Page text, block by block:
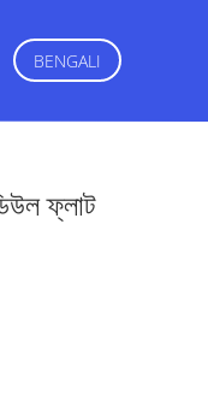
BENGALI
ফ্লাট